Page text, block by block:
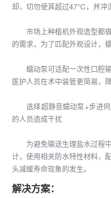
却，切勿使其超过47℃，并冲
市场上种植机外观造型都做
的需求，为了匹配外观设计，
蠕动泵可适配一次性口腔输
医护人员在术中装管更简易，
选择超静音蠕动泵+步进伺
的人员造成干扰
为避免输送生理盐水过程中
计，使用相关防水特性材料，
头减缓寿命现象的发生。
解决方案：